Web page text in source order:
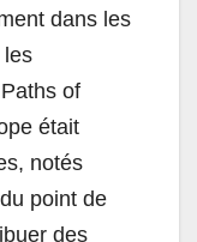
dans les
les
of
était
notés
point de
des